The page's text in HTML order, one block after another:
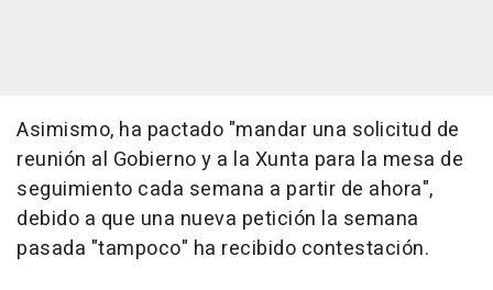
Asimismo, ha pactado "mandar una solicitud de
reunión al Gobierno y a la Xunta para la mesa de
seguimiento cada semana a partir de ahora",
debido a que una nueva petición la semana
pasada "tampoco" ha recibido contestación.